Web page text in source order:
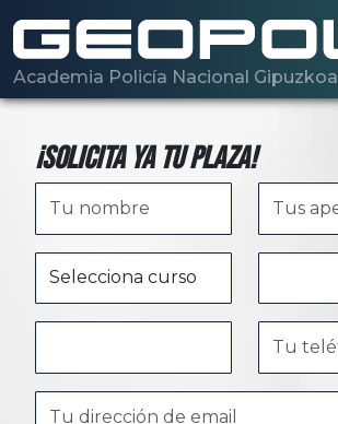
Academia Policía Nacional Gipuzkoa
¡Solicita ya tu plaza!